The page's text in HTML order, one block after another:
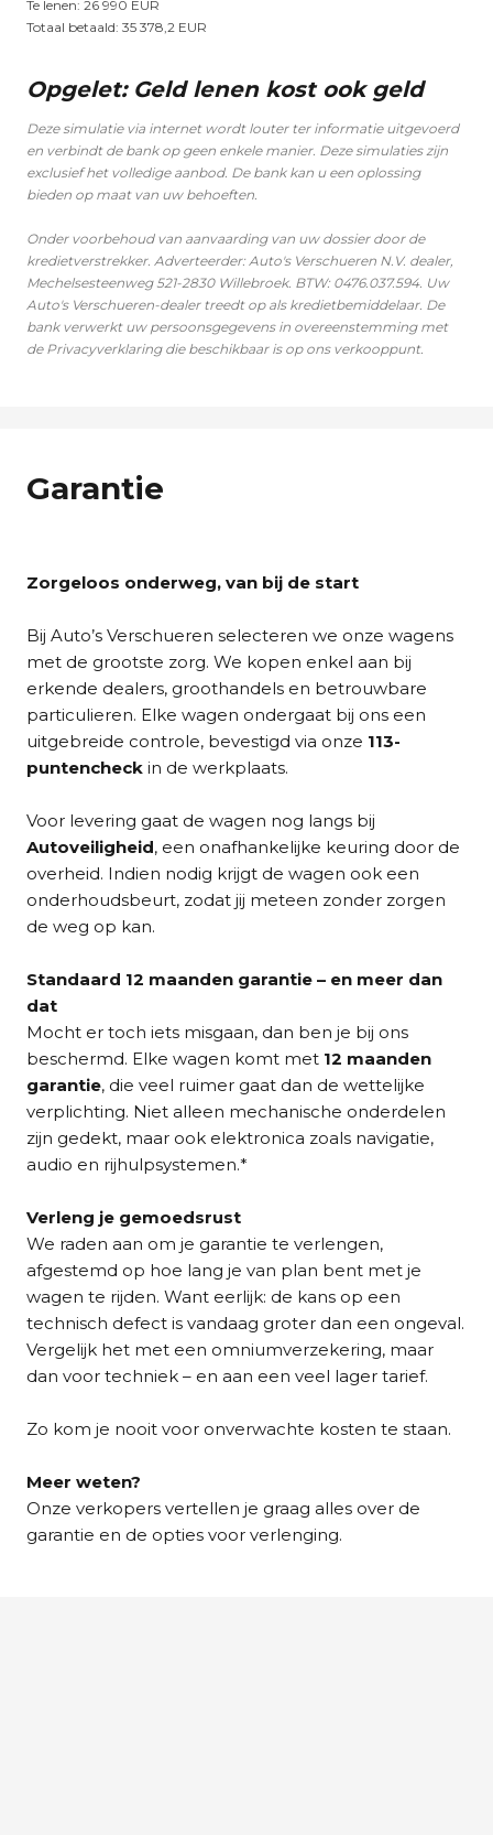
Te lenen: 26 990 EUR
Totaal betaald: 35 378,2 EUR
Opgelet: Geld lenen kost ook geld
Deze simulatie via internet wordt louter ter informatie uitgevoerd
en verbindt de bank op geen enkele manier. Deze simulaties zijn
exclusief het volledige aanbod. De bank kan u een oplossing
bieden op maat van uw behoeften.
Onder voorbehoud van aanvaarding van uw dossier door de
kredietverstrekker. Adverteerder: Auto's Verschueren N.V. dealer,
Mechelsesteenweg 521-2830 Willebroek. BTW: 0476.037.594. Uw
Auto's Verschueren-dealer treedt op als kredietbemiddelaar. De
bank verwerkt uw persoonsgegevens in overeenstemming met
de Privacyverklaring die beschikbaar is op ons verkooppunt.
Garantie
Zorgeloos onderweg, van bij de start
Bij Auto’s Verschueren selecteren we onze wagens
met de grootste zorg. We kopen enkel aan bij
erkende dealers, groothandels en betrouwbare
particulieren. Elke wagen ondergaat bij ons een
uitgebreide controle, bevestigd via onze 113-
puntencheck in de werkplaats.
Voor levering gaat de wagen nog langs bij
Autoveiligheid, een onafhankelijke keuring door de
overheid. Indien nodig krijgt de wagen ook een
onderhoudsbeurt, zodat jij meteen zonder zorgen
de weg op kan.
Standaard 12 maanden garantie – en meer dan
dat
Mocht er toch iets misgaan, dan ben je bij ons
beschermd. Elke wagen komt met 12 maanden
garantie, die veel ruimer gaat dan de wettelijke
verplichting. Niet alleen mechanische onderdelen
zijn gedekt, maar ook elektronica zoals navigatie,
audio en rijhulpsystemen.*
Verleng je gemoedsrust
We raden aan om je garantie te verlengen,
afgestemd op hoe lang je van plan bent met je
wagen te rijden. Want eerlijk: de kans op een
technisch defect is vandaag groter dan een ongeval.
Vergelijk het met een omniumverzekering, maar
dan voor techniek – en aan een veel lager tarief.
Zo kom je nooit voor onverwachte kosten te staan.
Meer weten?
Onze verkopers vertellen je graag alles over de
garantie en de opties voor verlenging.